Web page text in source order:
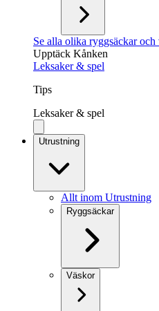
Se alla olika ryggsäckar
Upptäck Kånken
Leksaker & spel
Tips
Leksaker & spel
Utrustning
Allt inom Utrustning
Ryggsäckar
Väskor